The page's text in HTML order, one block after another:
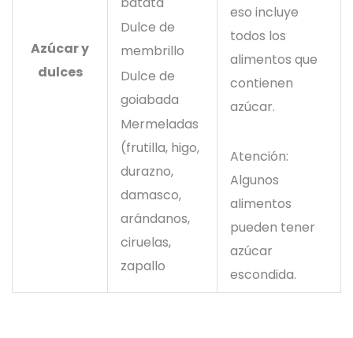
Azúcar y
dulces
Dulce de
membrillo
Dulce de
goiabada
Mermeladas
(frutilla, higo,
durazno,
damasco,
arándanos,
ciruelas,
zapallo
eso incluye
todos los
alimentos que
contienen
azúcar.
Atención:
Algunos
alimentos
pueden tener
azúcar
escondida.